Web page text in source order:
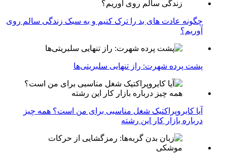
چگونه عادت‌ های بد را ترک کنیم و به سبک زندگی سالم روی
آوریم؟
پشت پرده شهرت: راز تنهایی سلبریتی‌ها
آیا کایروپراکتیک شغل مناسبی برای من است؟ همه چیز
درباره بازار کار این رشته